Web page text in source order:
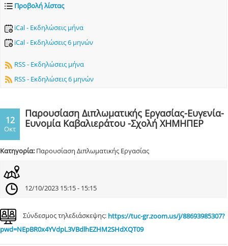
Προβολή λίστας
iCal - Εκδηλώσεις μήνα
iCal - Εκδηλώσεις 6 μηνών
RSS - Εκδηλώσεις μήνα
RSS - Εκδηλώσεις 6 μηνών
12
Οκτ
Παρουσίαση Διπλωματικής Εργασίας-Ευγενία-
Ευνομία Καβαλιεράτου -Σχολή ΧΗΜΗΠΕΡ
Κατηγορία: Παρουσίαση Διπλωματικής Εργασίας
12/10/2023 15:15 - 15:15
Σύνδεσμος τηλεδιάσκεψης: https://tuc-gr.zoom.us/j/88693985307?
pwd=NEpBR0x4YVdpL3VBdlhEZHM2SHdXQT09